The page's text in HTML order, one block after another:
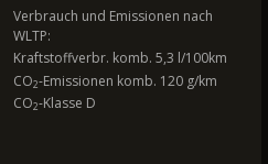
Verbrauch und Emissionen nach
WLTP:
Kraftstoffverbr. komb. 5,3 l/100km
CO2-Emissionen komb. 120 g/km
CO2-Klasse D